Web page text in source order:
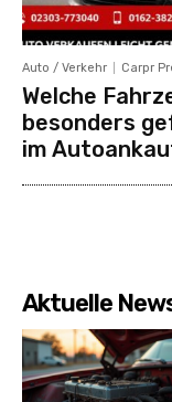
Auto / Verkehr Carpr
Welche
besonders
im
Aktuelle